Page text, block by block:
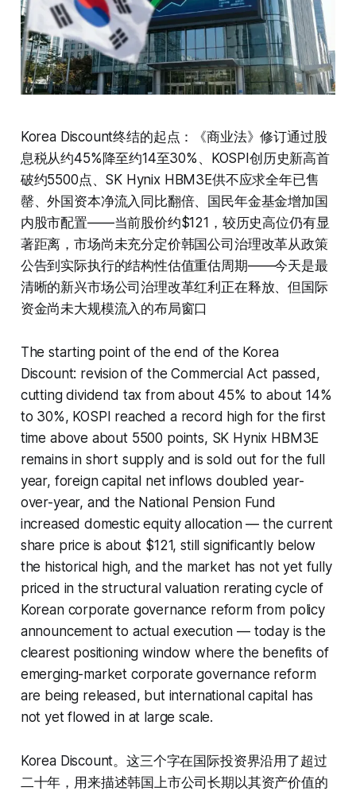
Korea Discount终结的起点：《商业法》修订通过股
息税从约45%降至约14至30%、KOSPI创历史新高首
破约5500点、SK Hynix HBM3E供不应求全年已售
罄、外国资本净流入同比翻倍、国民年金基金增加国
内股市配置——当前股价约$121，较历史高位仍有显
著距离，市场尚未充分定价韩国公司治理改革从政策
公告到实际执行的结构性估值重估周期——今天是最
清晰的新兴市场公司治理改革红利正在释放、但国际
资金尚未大规模流入的布局窗口
The starting point of the end of the Korea
Discount: revision of the Commercial Act passed,
cutting dividend tax from about 45% to about 14%
to 30%, KOSPI reached a record high for the first
time above about 5500 points, SK Hynix HBM3E
remains in short supply and is sold out for the full
year, foreign capital net inflows doubled year-
over-year, and the National Pension Fund
increased domestic equity allocation — the current
share price is about $121, still significantly below
the historical high, and the market has not yet fully
priced in the structural valuation rerating cycle of
Korean corporate governance reform from policy
announcement to actual execution — today is the
clearest positioning window where the benefits of
emerging-market corporate governance reform
are being released, but international capital has
not yet flowed in at large scale.
Korea Discount。这三个字在国际投资界沿用了超过
二十年，用来描述韩国上市公司长期以其资产价值的